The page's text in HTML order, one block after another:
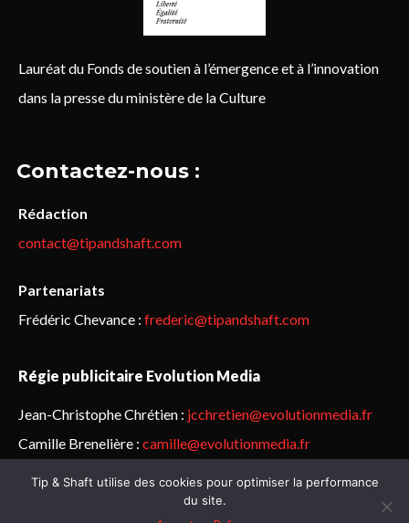
Lauréat du Fonds de soutien à l’émergence et à l’innovation
dans la presse du ministère de la Culture
Contactez-nous :
Rédaction
contact@tipandshaft.com
Partenariats
Frédéric Chevance : frederic@tipandshaft.com
Régie publicitaire Evolution Media
Jean-Christophe Chrétien : jcchretien@evolutionmedia.fr
Camille Brenelière : camille@evolutionmedia.fr
© Sailorz 2015-2025. Tous droits réservés.Mentions légales &
Tip & Shaft utilise des cookies pour optimiser la performance
du site.